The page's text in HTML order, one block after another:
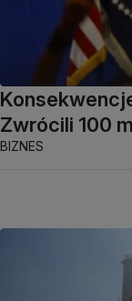
Zwrócili 100
BIZNES